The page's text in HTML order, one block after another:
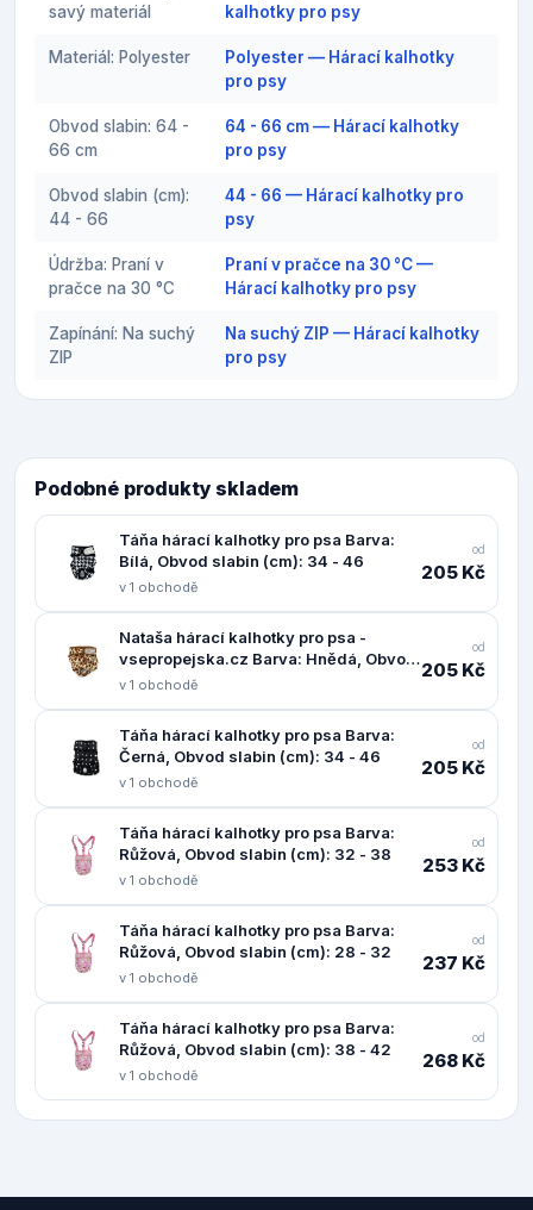
savý materiál
kalhotky pro psy
Materiál: Polyester
Polyester — Hárací kalhotky
pro psy
Obvod slabin: 64 -
66 cm
64 - 66 cm — Hárací kalhotky
pro psy
Obvod slabin (cm):
44 - 66
44 - 66 — Hárací kalhotky pro
psy
Údržba: Praní v
pračce na 30 °C
Praní v pračce na 30 °C —
Hárací kalhotky pro psy
Zapínání: Na suchý
ZIP
Na suchý ZIP — Hárací kalhotky
pro psy
Podobné produkty skladem
Táňa hárací kalhotky pro psa Barva:
Bílá, Obvod slabin (cm): 34 - 46
v 1 obchodě
od
205 Kč
Nataša hárací kalhotky pro psa -
vsepropejska.cz Barva: Hnědá, Obvod
slabin (cm): 22 - 44
v 1 obchodě
od
205 Kč
Táňa hárací kalhotky pro psa Barva:
Černá, Obvod slabin (cm): 34 - 46
v 1 obchodě
od
205 Kč
Táňa hárací kalhotky pro psa Barva:
Růžová, Obvod slabin (cm): 32 - 38
v 1 obchodě
od
253 Kč
Táňa hárací kalhotky pro psa Barva:
Růžová, Obvod slabin (cm): 28 - 32
v 1 obchodě
od
237 Kč
Táňa hárací kalhotky pro psa Barva:
Růžová, Obvod slabin (cm): 38 - 42
v 1 obchodě
od
268 Kč